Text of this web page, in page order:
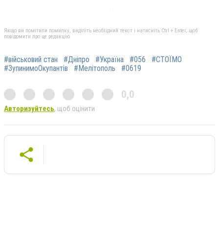
Якщо ви помітили помилку, виділіть необхідний текст і натисніть Ctrl + Enter, щоб
повідомити про це редакцію
#військовий стан #Дніпро #Україна #056
#СТОЇМО
#ЗупинимоОкупантів
#Мелітополь #0619
0,0
Авторизуйтесь, щоб оцінити